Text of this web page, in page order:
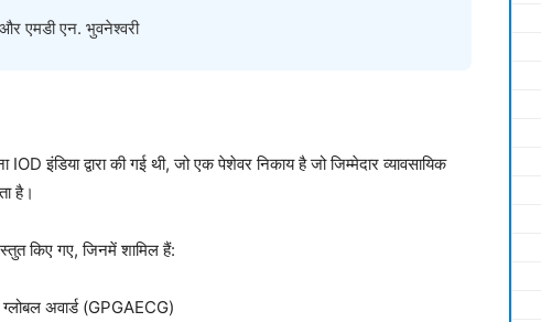
एमडी एन. भुवनेश्वरी
इंडिया द्वारा की गई थी, जो एक पेशेवर निकाय है जो जिम्मेदार व्यावसायिक
है।
किए गए, जिनमें शामिल हैं:
ग्लोबल अवार्ड (GPGAECG)